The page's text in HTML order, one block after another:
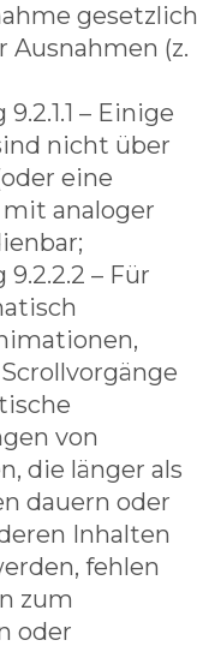
gesetzlich
Ausnahmen (z.
– Einige
nicht über
eine
analoger
– Für
von
die länger als
dauern oder
Inhalten
fehlen
zum
oder